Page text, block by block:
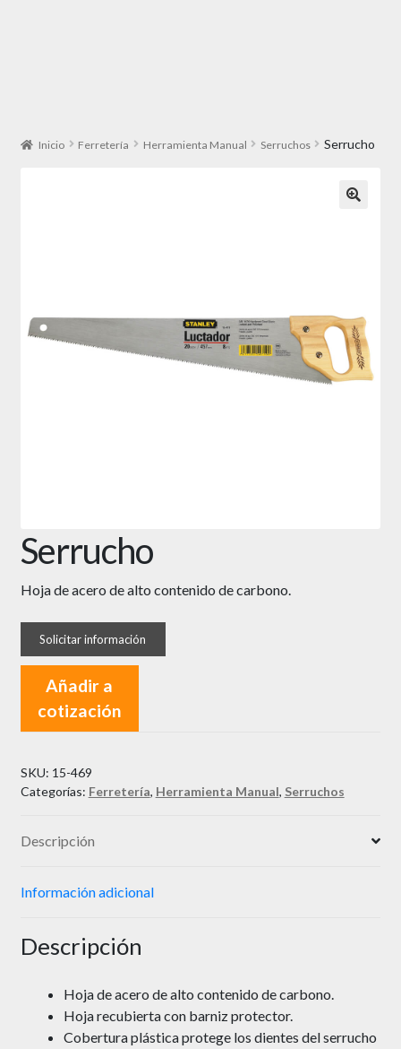
Inicio Ferretería Herramienta Manual Serruchos Serrucho
Serrucho
Hoja de acero de alto contenido de carbono.
Añadir a
cotización
SKU: 15-469
Categorías: Ferretería, Herramienta Manual, Serruchos
Descripción
Información adicional
Descripción
Hoja de acero de alto contenido de carbono.
Hoja recubierta con barniz protector.
Cobertura plástica protege los dientes del serrucho